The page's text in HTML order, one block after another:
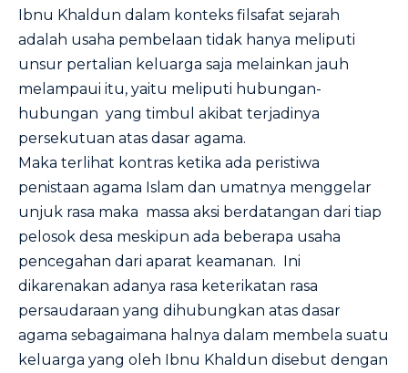
Ibnu Khaldun dalam konteks filsafat sejarah
adalah usaha pembelaan tidak hanya meliputi
unsur pertalian keluarga saja melainkan jauh
melampaui itu, yaitu meliputi hubungan-
hubungan yang timbul akibat terjadinya
persekutuan atas dasar agama.
Maka terlihat kontras ketika ada peristiwa
penistaan agama Islam dan umatnya menggelar
unjuk rasa maka massa aksi berdatangan dari tiap
pelosok desa meskipun ada beberapa usaha
pencegahan dari aparat keamanan. Ini
dikarenakan adanya rasa keterikatan rasa
persaudaraan yang dihubungkan atas dasar
agama sebagaimana halnya dalam membela suatu
keluarga yang oleh Ibnu Khaldun disebut dengan